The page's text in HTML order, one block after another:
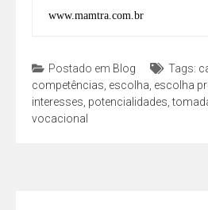
www.mamtra.com.br
Postado em Blog Tags:
competências escolha escolha
interesses potencialidades ,
vocacional